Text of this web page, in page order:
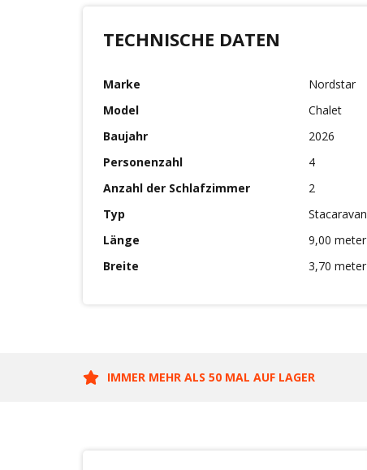
TECHNISCHE DATEN
Marke
Nordstar
Model
Chalet
Baujahr
2026
Personenzahl
4
Anzahl der Schlafzimmer
2
Typ
Stacaravan
Länge
9,00 meter
Breite
3,70 meter
IMMER MEHR ALS 50 MAL AUF LAGER